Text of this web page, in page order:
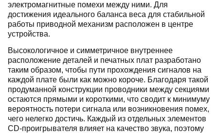
электромагнитные помехи между ними. Для
достижения идеального баланса веса для стабильной
работы приводной механизм расположен в центре
устройства.
Высокологичное и симметричное внутреннее
расположение деталей и печатных плат разработано
таким образом, чтобы пути прохождения сигналов на
каждой плате были как можно короче. Благодаря такой
продуманной конструкции проводники между секциями
остаются прямыми и короткими, что сводит к минимуму
вероятность потери сигнала или возникновения помех,
чего нелегко достичь. Каждый из отдельных элементов
CD-проигрывателя влияет на качество звука, поэтому